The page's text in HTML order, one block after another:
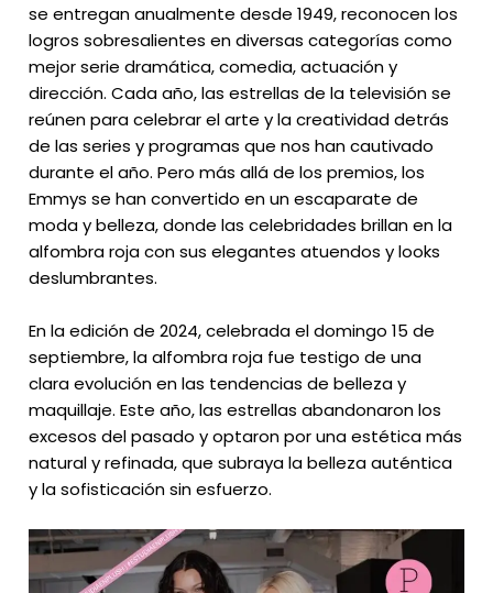
se entregan anualmente desde 1949, reconocen los
logros sobresalientes en diversas categorías como
mejor serie dramática, comedia, actuación y
dirección. Cada año, las estrellas de la televisión se
reúnen para celebrar el arte y la creatividad detrás
de las series y programas que nos han cautivado
durante el año. Pero más allá de los premios, los
Emmys se han convertido en un escaparate de
moda y belleza, donde las celebridades brillan en la
alfombra roja con sus elegantes atuendos y looks
deslumbrantes.
En la edición de 2024, celebrada el domingo 15 de
septiembre, la alfombra roja fue testigo de una
clara evolución en las tendencias de belleza y
maquillaje. Este año, las estrellas abandonaron los
excesos del pasado y optaron por una estética más
natural y refinada, que subraya la belleza auténtica
y la sofisticación sin esfuerzo.